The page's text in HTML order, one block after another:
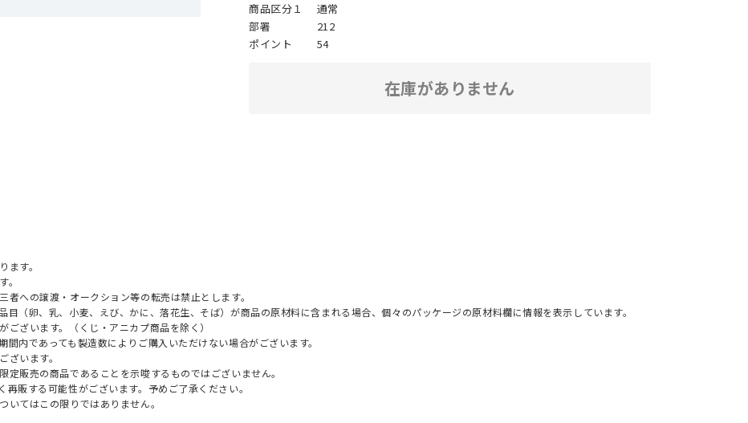
商品区分１
通常
部署
212
ポイント
54
在庫がありません
す。
。
への譲渡・オークション等の転売は禁止とします。
（卵、乳、小麦、えび、かに、落花生、そば）が商品の原材料に含まれる場合、個々のパッケージの原材料欄に情報を表示しています。
ざいます。（くじ・アニカプ商品を除く）
内であっても製造数によりご購入いただけない場合がございます。
います。
販売の商品であることを示唆するものではございません。
販する可能性がございます。予めご了承ください。
てはこの限りではありません。